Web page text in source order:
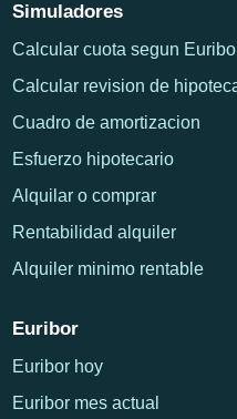
Simuladores
Calcular cuota segun
Calcular revision de
Cuadro de amortizacion
Esfuerzo hipotecario
Alquilar o comprar
Rentabilidad alquiler
Alquiler minimo rentable
Euribor
Euribor hoy
Euribor mes actual